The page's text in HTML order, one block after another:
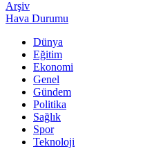
Arşiv
Hava Durumu
Dünya
Eğitim
Ekonomi
Genel
Gündem
Politika
Sağlık
Spor
Teknoloji